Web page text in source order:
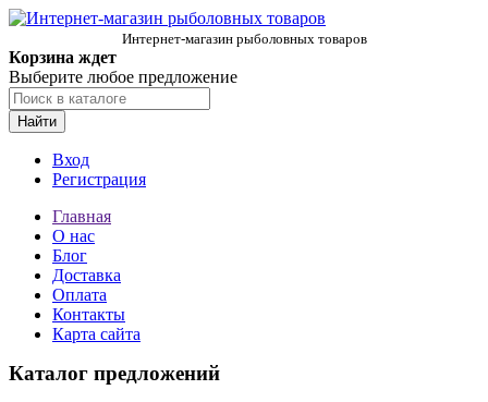
Интернет-магазин рыболовных товаров
Корзина ждет
Выберите любое предложение
Найти
Вход
Регистрация
Главная
О нас
Блог
Доставка
Оплата
Контакты
Карта сайта
Каталог предложений